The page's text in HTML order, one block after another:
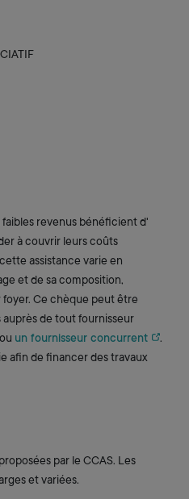
revenus bénéficient d'
à couvrir leurs coûts
assistance varie en
et de sa composition,
Ce chèque peut être
de tout fournisseur
un fournisseur concurrent
.
afin de financer des travaux
par le CCAS. Les
et variées.